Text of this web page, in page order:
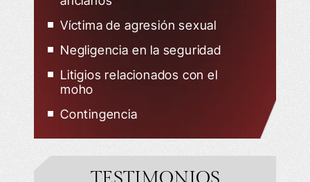
Víctima de agresión sexual
Negligencia en la seguridad
Litigios relacionados con el
moho
Contingencia